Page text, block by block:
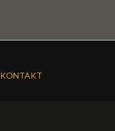
KONTAKT